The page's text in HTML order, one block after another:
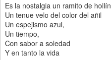
Es la nostalgia un ramito de hollín
Un tenue velo del color del añil
Un espejismo azul,
Un tiempo,
Con sabor a soledad
Y en tanto la vida